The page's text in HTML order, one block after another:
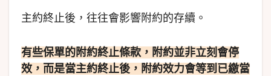
主約終止後，往往會影響附約的存續。
有些保單的附約終止條款，附約並非立刻會停
效，而是當主約終止後，附約效力會等到已繳當